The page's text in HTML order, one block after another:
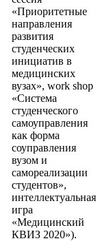
«Приоритетные
направления
развития
студенческих
инициатив в
медицинских
вузах», work shop
«Система
студенческого
самоуправления
как форма
соуправления
вузом и
самореализации
студентов»,
интеллектуальная
игра
«Медицинский
КВИЗ 2020»).